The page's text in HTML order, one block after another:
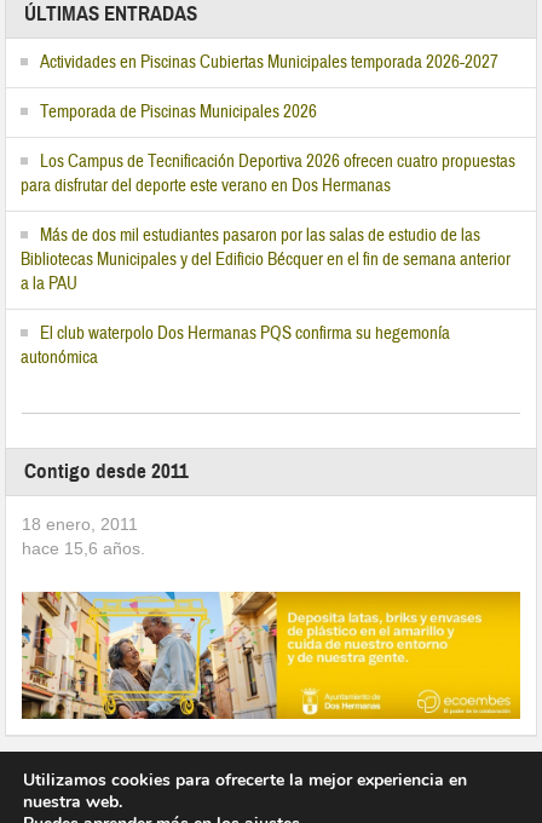
ÚLTIMAS ENTRADAS
Actividades en Piscinas Cubiertas Municipales temporada 2026-2027
Temporada de Piscinas Municipales 2026
Los Campus de Tecnificación Deportiva 2026 ofrecen cuatro propuestas
para disfrutar del deporte este verano en Dos Hermanas
Más de dos mil estudiantes pasaron por las salas de estudio de las
Bibliotecas Municipales y del Edificio Bécquer en el fin de semana anterior
a la PAU
El club waterpolo Dos Hermanas PQS confirma su hegemonía
autonómica
Contigo desde 2011
18 enero, 2011
hace 15,6 años.
Utilizamos cookies para ofrecerte la mejor experiencia en
nuestra web.